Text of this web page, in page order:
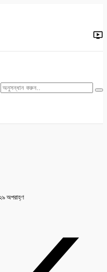
খেলাধুলা জাতীয় যশোর
অপরাহ্ণ